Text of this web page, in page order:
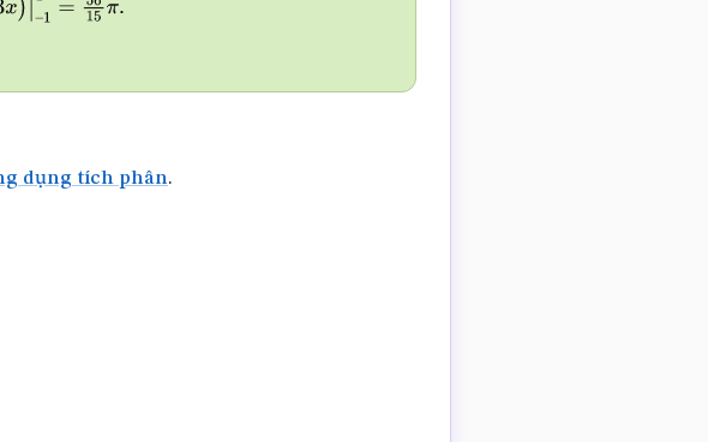
dụng tích phân.